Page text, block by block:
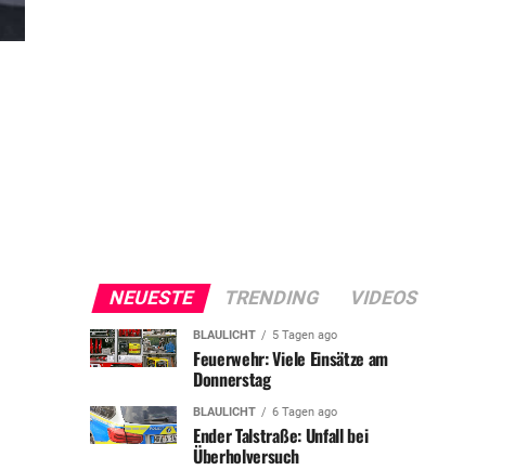
NEUESTE TRENDING VIDEOS
BLAULICHT 5 Tagen ago
Feuerwehr: Viele Einsätze am
Donnerstag
BLAULICHT 6 Tagen ago
Ender Talstraße: Unfall bei
Überholversuch